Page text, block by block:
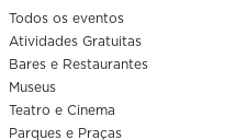
Todos os eventos
Atividades Gratuitas
Bares e Restaurantes
Museus
Teatro e Cinema
Parques e Praças